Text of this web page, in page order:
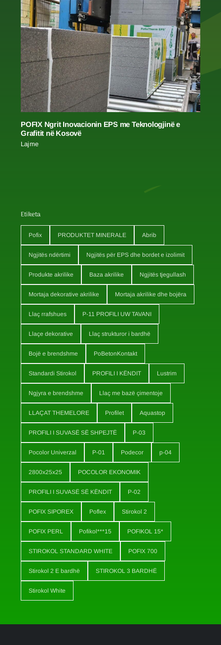
POFIX Ngrit Inovacionin EPS me Teknologjinë e
Grafitit në Kosovë
Lajme
Etiketa
Pofix PRODUKTET MINERALE Abrib
Ngjitës ndërtimi Ngjitës për EPS dhe bordet e izolimit
Produkte akrilike Baza akrilike Ngjitës tjegullash
Mortaja dekorative akrilike Mortaja akrilike dhe bojëra
Llaç rrafshues P-11 PROFILI UW TAVANI
Llaçe dekorative Llaç strukturor i bardhë
Bojë e brendshme PoBetonKontakt
Standardi Stirokol PROFILI I KËNDIT Lustrim
Ngjyra e brendshme Llaç me bazë çimentoje
LLAÇAT THEMELORE Profilet Aquastop
PROFILI I SUVASË SË SHPEJTË P-03
Pocolor Univerzal P-01 Podecor p-04
2800x25x25 POCOLOR EKONOMIK
PROFILI I SUVASË SË KËNDIT P-02
POFIX SIPOREX Poflex Stirokol 2
POFIX PERL Pofikol***15 POFIKOL 15*
STIROKOL STANDARD WHITE POFIX 700
Stirokol 2 E bardhë STIROKOL 3 BARDHË
Stirokol White